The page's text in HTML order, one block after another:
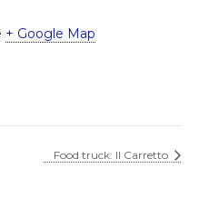
+ Google Map
Food truck: Il Carretto